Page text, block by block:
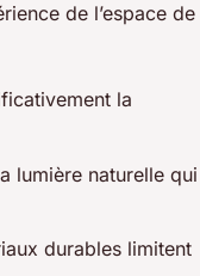
de l’espace de
la
lumière naturelle qui
durables limitent